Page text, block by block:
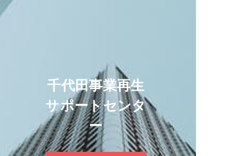
千代田事業再生
サポートセンタ
ー